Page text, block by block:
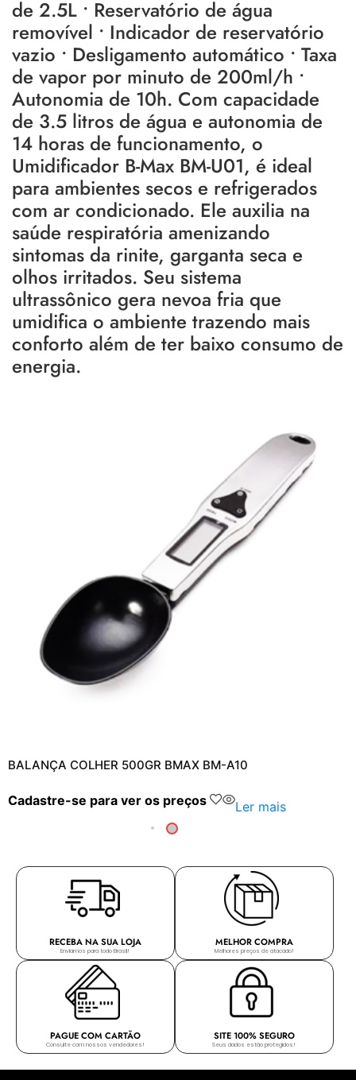
de 2.5L • Reservatório de água
removível • Indicador de reservatório
vazio • Desligamento automático • Taxa
de vapor por minuto de 200ml/h •
Autonomia de 10h. Com capacidade
de 3.5 litros de água e autonomia de
14 horas de funcionamento, o
Umidificador B-Max BM-U01, é ideal
para ambientes secos e refrigerados
com ar condicionado. Ele auxilia na
saúde respiratória amenizando
sintomas da rinite, garganta seca e
olhos irritados. Seu sistema
ultrassônico gera nevoa fria que
umidifica o ambiente trazendo mais
conforto além de ter baixo consumo de
energia.
BALANÇA COLHER 500GR BMAX BM-A10
Cadastre-se para ver os preços Ler mais
RECEBA NA SUA LOJA
Enviamos para todo Brasil!
MELHOR COMPRA
Melhores preços de atacado!
PAGUE COM CARTÃO
Consulte com nossos vendedores!
SITE 100% SEGURO
Seus dados estão protegidos!